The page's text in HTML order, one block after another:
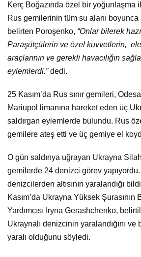
Kerç Boğazında özel bir yoğunlaşma
Rus gemilerinin tüm su alanı boyunca
belirten Poroşenko, “Onlar bilerek
Paraşütçülerin ve özel kuvvetlerin,
araçlarının ve gerekli havacılığın
eylemlerdi.”dedi.
25 Kasım’da Rus sınır gemileri,
Mariupol limanına hareket eden üç
saldırgan eylemlerde bulundu. Rus
gemilere ateş etti ve üç gemiye el
O gün saldırıya uğrayan Ukrayna
gemilerde 24 denizci görev
denizcilerden altısının yaralandığı
Kasım’da Ukrayna Yüksek Şurasının
Yardımcısı Iryna Gerashchenko,
Ukraynalı denizcinin yaralandığını
yaralı olduğunu söyledi.